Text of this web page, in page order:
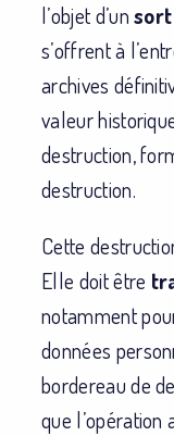
l’objet d’un
s’offrent à
archives
valeur
destruction,
destruction.
Cette
Elle doit être
notamment
données
bordereau de
que